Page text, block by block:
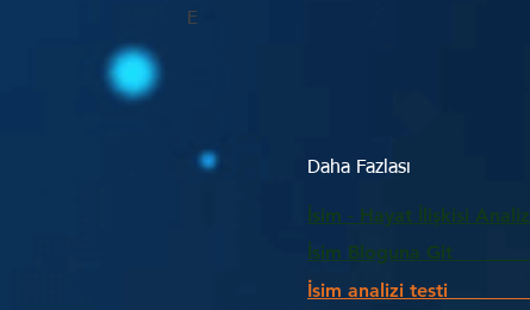
E
Daha Fazlası
İsim - Hayat İlişkisi
İsim Bloguna
İsim analizi